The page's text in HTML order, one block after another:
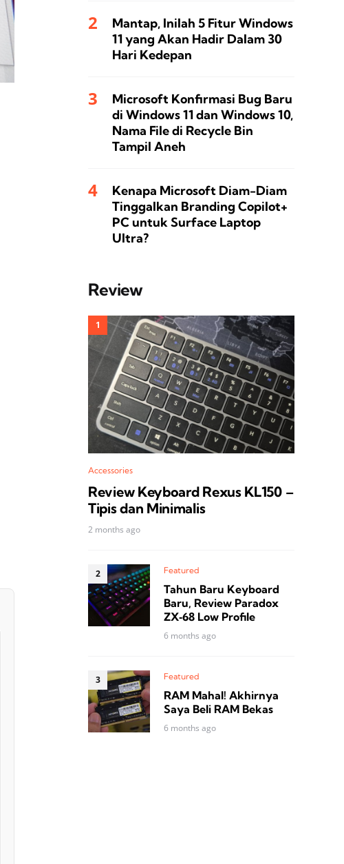
Mantap, Inilah 5 Fitur Windows
11 yang Akan Hadir Dalam 30
Hari Kedepan
Microsoft Konfirmasi Bug Baru
di Windows 11 dan Windows 10,
Nama File di Recycle Bin
Tampil Aneh
Kenapa Microsoft Diam-Diam
Tinggalkan Branding Copilot+
PC untuk Surface Laptop
Ultra?
Review
Accessories
Review Keyboard Rexus KL150 –
Tipis dan Minimalis
2 months ago
Featured
Tahun Baru Keyboard
Baru, Review Paradox
ZX‑68 Low Profile
6 months ago
Featured
RAM Mahal! Akhirnya
Saya Beli RAM Bekas
6 months ago